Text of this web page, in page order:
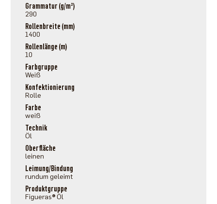
Grammatur (g/m²)
290
Rollenbreite (mm)
1400
Rollenlänge (m)
10
Farbgruppe
Weiß
Konfektionierung
Rolle
Farbe
weiß
Technik
Öl
Oberfläche
leinen
Leimung/Bindung
rundum geleimt
Produktgruppe
Figueras® Öl